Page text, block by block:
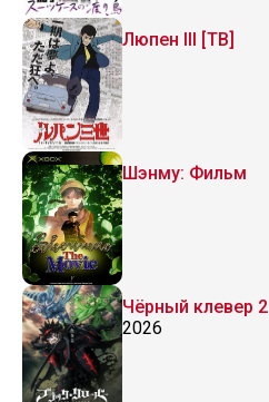
Люпен III [ТВ]
Шэнму: Фильм
Чёрный клевер 2
2026